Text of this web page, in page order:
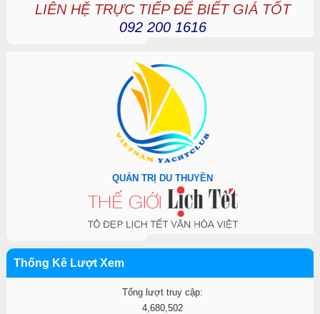
LIÊN HỆ TRỰC TIẾP ĐỂ BIẾT GIÁ TỐT
092 200 1616
QUẢN TRỊ DU THUYỀN
Thống Kê Lượt Xem
Tổng lượt truy cập:
4,680,502